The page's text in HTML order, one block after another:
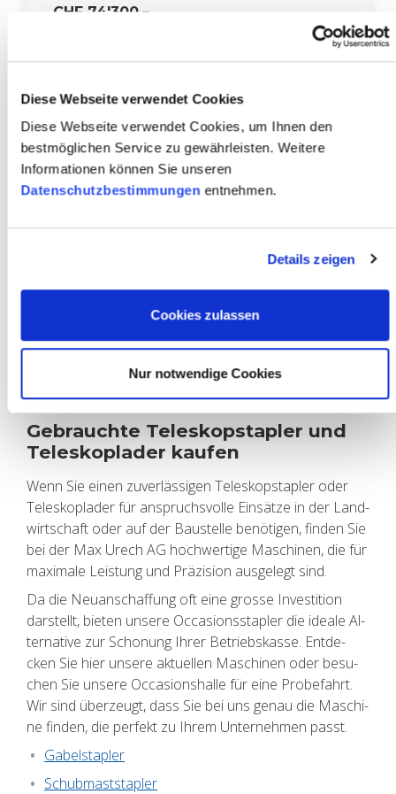
Diese Webseite verwendet Cookies
Diese Webseite verwendet Cookies, um Ihnen den
bestmöglichen Service zu gewährleisten. Weitere
Informationen können Sie unseren
Datenschutzbestimmungenentnehmen.
Details zeigen
Cookies zulassen
Nur notwendige Cookies
CHF 74'300.–
Hub­hö­he
9'500 mm
Bau­jahr
Pro­dukt-Nr
Sei­ten­num­me­rie­rung
2
Nächs­teNächs­te Seite
EndeLetz­te Seite
Ge­brauch­te Te­le­skop­stap­ler und
Te­le­skop­la­der kau­fen
Wenn Sie einen zu­ver­läs­si­gen Te­le­skop­stap­ler oder
Te­le­skop­la­der für an­spruchs­vol­le Ein­sät­ze in der Land­
wirt­schaft oder auf der Bau­stel­le be­nö­ti­gen, fin­den Sie
bei der Max Urech AG hoch­wer­ti­ge Ma­schi­nen, die für
ma­xi­ma­le Leis­tung und Prä­zi­si­on aus­ge­legt sind.
Da die Neu­an­schaf­fung oft eine gros­se In­ves­ti­ti­on
dar­stellt, bie­ten un­se­re Oc­ca­si­ons­stap­ler die idea­le Al­
ter­na­ti­ve zur Scho­nung Ihrer Be­triebs­kas­se. Ent­de­
cken Sie hier un­se­re ak­tu­el­len Ma­schi­nen oder be­su­
chen Sie un­se­re Oc­ca­si­ons­hal­le für eine Pro­be­fahrt.
Wir sind über­zeugt, dass Sie bei uns genau die Ma­schi­
ne fin­den, die per­fekt zu Ihrem Un­ter­neh­men passt.
Ga­bel­stap­ler
Schub­mast­stap­ler